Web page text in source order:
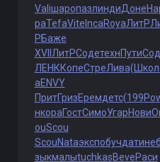
ValiшаропазлиндиДоне
раTefaVite IncaRoyaЛитР
РБаже
XVII ЛитРСодетехнПути
ЛЕНККопеСтреЛива(Шко
aENVY
ПритГризЕремдетс(199
нкораГостСимоУгарНови
ouScou
ScouNataэкспобучдати
зыкмалыtuchkasBeveРаси